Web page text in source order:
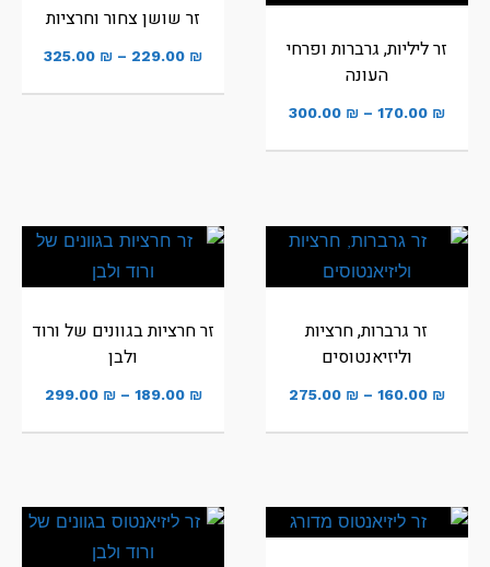
זר ליליות, גרברות ופרחי
העונה
170.00 ₪
–
300.00 ₪
זר שושן צחור וחרציות
229.00 ₪
–
325.00 ₪
זר גרברות, חרציות
וליזיאנטוסים
160.00 ₪
–
275.00 ₪
זר חרציות בגוונים של ורוד
ולבן
189.00 ₪
–
299.00 ₪